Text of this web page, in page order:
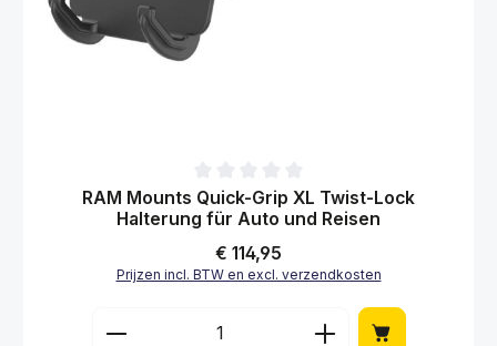
Gemiddelde waardering van 0 van 5 sterren
RAM Mounts Quick-Grip XL Twist-Lock
Halterung für Auto und Reisen
Normale prijs:
€ 114,95
Prijzen incl. BTW en excl. verzendkosten
Producthoeveelheid: Voer de gewenste